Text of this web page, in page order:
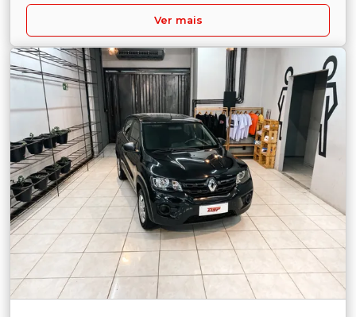
Ver mais